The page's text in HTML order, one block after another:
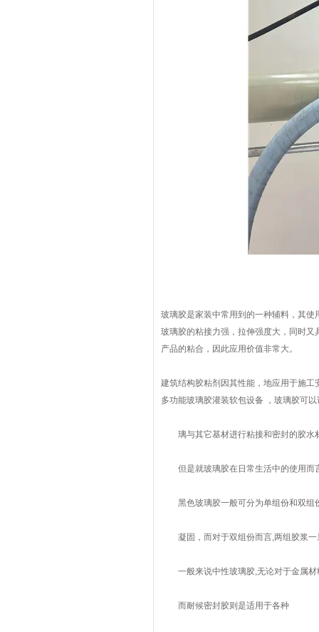
玻璃胶是家装中常用到的一种辅料，其
玻璃胶的粘接力强，拉伸强度大，同时
产品的粘合，因此应用价值非常大。
建筑结构胶粘剂因其性能，地应用于施
多功能玻璃胶灌装软包设备 ，玻璃胶可
璃与其它基材进行粘接和密封的胶水
但是就玻璃胶在日常生活中的使用而
黑色玻璃胶一般可分为单组份和双组
凝固，而对于双组份而言,两组胶浆一
一般来说中性玻璃胶,无论对于金属材
而耐候密封胶则是适用于各种